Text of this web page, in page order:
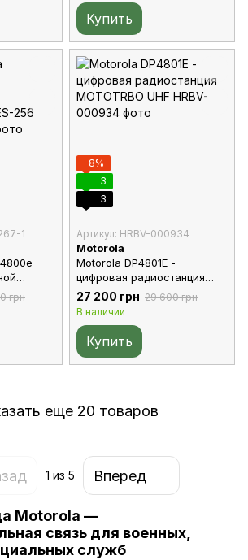
Купить
1
256
грн
−8%
3
3
Артикул: HRBV-000934
Motorola
Motorola DP4801E -
цифровая радиостанция
MOTOTRBO UHF
27 200 грн 29 600 грн
В наличии
Купить
еще 20 товаров
1 из 5 Вперед
Motorola —
связь для военных,
служб